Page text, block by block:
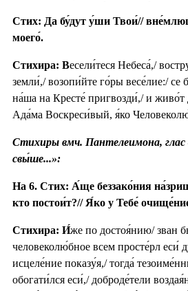
Стих: Да бу́дут у́ши Твои́//
моего́.
Стихира: Весели́теся Небеса́,/
земли́,/ возопи́йте го́ры весе́лие:/ се
на́ша на Кресте́ пригвозди́,/ и живо́т
Ада́ма Воскреси́вый, я́ко
Стихиры вмч. Пантелеимона, глас
свы́ше...»:
На 6. Стих: А́ще беззако́ния
кто постои́т?// Я́ко у Тебе́
Стихира: И́же по достоя́нию/ зван
человеколю́бное всем просте́рл еси́
исцеле́ние показу́я,/ тогда́
обогати́лся еси́,/ доброде́тели